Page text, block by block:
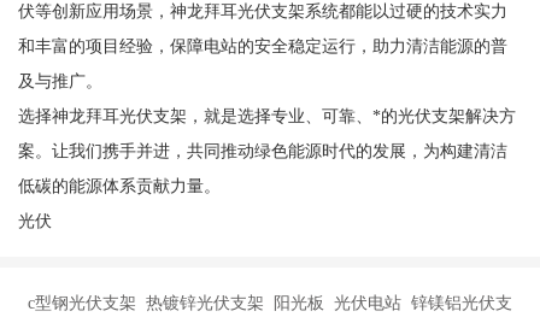
伏等创新应用场景，神龙拜耳光伏支架系统都能以过硬的技术实力
和丰富的项目经验，保障电站的安全稳定运行，助力清洁能源的普
及与推广。
选择神龙拜耳光伏支架，就是选择专业、可靠、*的光伏支架解决方
案。让我们携手并进，共同推动绿色能源时代的发展，为构建清洁
低碳的能源体系贡献力量。
光伏
c型钢光伏支架 热镀锌光伏支架 阳光板 光伏电站 锌镁铝光伏支